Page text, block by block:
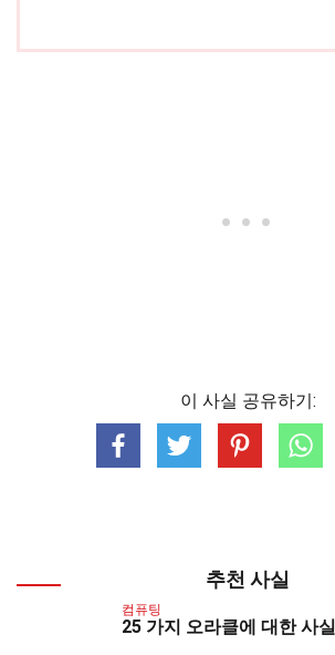
이 사실 공유하기:
추천 사실
컴퓨팅
25 가지 오라클에 대한 사실